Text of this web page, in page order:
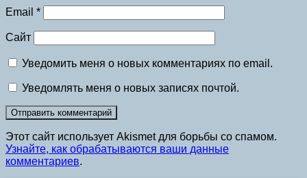
Email *
Сайт
Уведомить меня о новых комментариях по email.
Уведомлять меня о новых записях почтой.
Этот сайт использует Akismet для борьбы со спамом.
Узнайте, как обрабатываются ваши данные
комментариев.